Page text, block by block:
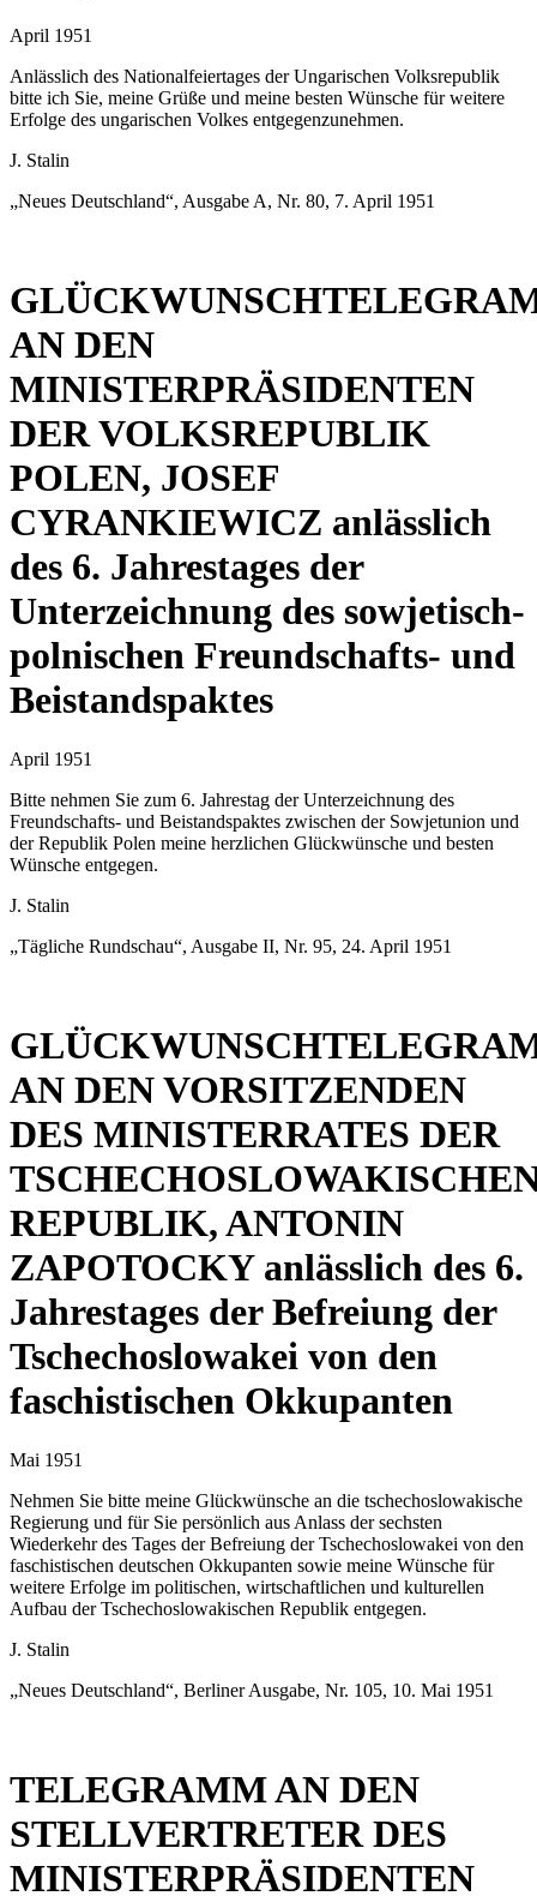
April 1951
Anlässlich des Nationalfeiertages der Ungarischen Volksrepublik
bitte ich Sie, meine Grüße und meine besten Wünsche für weitere
Erfolge des ungarischen Volkes entgegenzunehmen.
J. Stalin
„Neues Deutschland“, Ausgabe A, Nr. 80, 7. April 1951
AN DEN
MINISTERPRÄSIDENTEN
DER VOLKSREPUBLIK
POLEN, JOSEF
CYRANKIEWICZ anlässlich
des 6. Jahrestages der
Unterzeichnung des sowjetisch-
polnischen Freundschafts- und
Beistandspaktes
April 1951
Bitte nehmen Sie zum 6. Jahrestag der Unterzeichnung des
Freundschafts- und Beistandspaktes zwischen der Sowjetunion und
der Republik Polen meine herzlichen Glückwünsche und besten
Wünsche entgegen.
J. Stalin
„Tägliche Rundschau“, Ausgabe II, Nr. 95, 24. April 1951
AN DEN VORSITZENDEN
DES MINISTERRATES DER
REPUBLIK, ANTONIN
ZAPOTOCKY anlässlich des 6.
Jahrestages der Befreiung der
Tschechoslowakei von den
faschistischen Okkupanten
Mai 1951
Nehmen Sie bitte meine Glückwünsche an die tschechoslowakische
Regierung und für Sie persönlich aus Anlass der sechsten
Wiederkehr des Tages der Befreiung der Tschechoslowakei von den
faschistischen deutschen Okkupanten sowie meine Wünsche für
weitere Erfolge im politischen, wirtschaftlichen und kulturellen
Aufbau der Tschechoslowakischen Republik entgegen.
J. Stalin
„Neues Deutschland“, Berliner Ausgabe, Nr. 105, 10. Mai 1951
TELEGRAMM AN DEN
STELLVERTRETER DES
MINISTERPRÄSIDENTEN